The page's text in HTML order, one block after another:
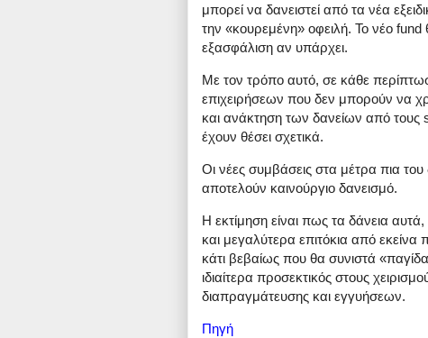
μπορεί να δανειστεί από τα νέα
την «κουρεμένη» οφειλή. Το νέο
εξασφάλιση αν υπάρχει.
Με τον τρόπο αυτό, σε κάθε
επιχειρήσεων που δεν μπορούν να
και ανάκτηση των δανείων από τους
έχουν θέσει σχετικά.
Οι νέες συμβάσεις στα μέτρα πια
αποτελούν καινούργιο δανεισμό.
Η εκτίμηση είναι πως τα δάνεια
και μεγαλύτερα επιτόκια από εκείνα
κάτι βεβαίως που θα συνιστά
ιδιαίτερα προσεκτικός στους
διαπραγμάτευσης και εγγυήσεων.
Πηγή